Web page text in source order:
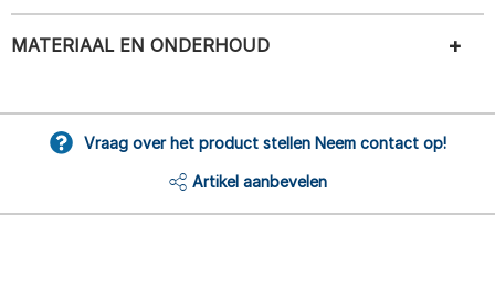
MATERIAAL EN ONDERHOUD
Vraag over het product stellen Neem contact op!
Artikel aanbevelen